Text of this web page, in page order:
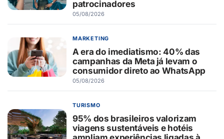
patrocinadores
05/08/2026
MARKETING
A era do imediatismo: 40% das
campanhas da Meta já levam o
consumidor direto ao WhatsApp
05/08/2026
TURISMO
95% dos brasileiros valorizam
viagens sustentáveis e hotéis